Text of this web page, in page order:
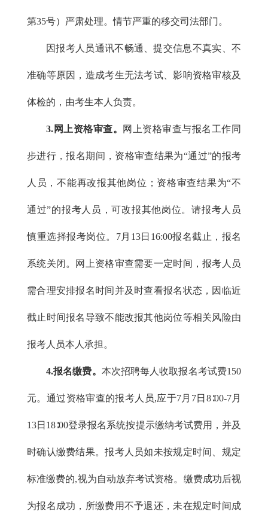
第35号）严肃处理。情节严重的移交司法部门。
因报考人员通讯不畅通、提交信息不真实、不
准确等原因，造成考生无法考试、影响资格审核及
体检的，由考生本人负责。
3.网上资格审查。 网上资格审查与报名工作同
步进行，报名期间，资格审查结果为“通过”的报考
人员，不能再改报其他岗位；资格审查结果为“不
通过”的报考人员，可改报其他岗位。请报考人员
慎重选择报考岗位。7月13日16:00报名截止，报名
系统关闭。网上资格审查需要一定时间，报考人员
需合理安排报名时间并及时查看报名状态，因临近
截止时间报名导致不能改报其他岗位等相关风险由
报考人员本人承担。
4.报名缴费。 本次招聘每人收取报名考试费150
元。通过资格审查的报考人员,应于7月7日8∶00-7月
13日18∶00登录报名系统按提示缴纳考试费用，并及
时确认缴费结果。报考人员如未按规定时间、规定
标准缴费的,视为自动放弃考试资格。缴费成功后视
为报名成功，所缴费用不予退还，未在规定时间成